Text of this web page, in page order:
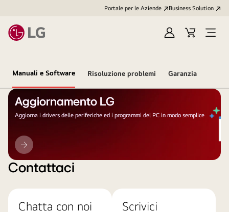
Portale per le Aziende Business Solution
AccediCart
Open
Manuali e Software Risoluzione problemi Garanzia
Aggiornamento LG
Aggiorna i drivers delle periferiche ed i programmi del PC in modo semplice
Aggiornamento
LG
Contattaci
Chatta con noi
Scrivici